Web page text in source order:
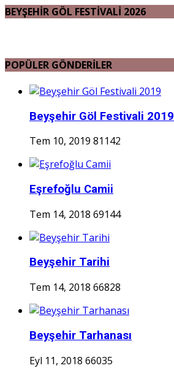
BEYŞEHİR GÖL FESTİVALİ 2026
POPÜLER GÖNDERİLER
Beyşehir Göl Festivali 2019
Tem 10, 2019 81142
Eşrefoğlu Camii
Tem 14, 2018 69144
Beyşehir Tarihi
Tem 14, 2018 66828
Beyşehir Tarhanası
Eyl 11, 2018 66035